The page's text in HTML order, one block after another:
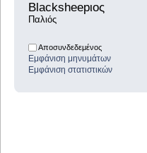
Blacksheepιος
Παλιός
Αποσυνδεδεμένος
Εμφάνιση μηνυμάτων
Εμφάνιση στατιστικών